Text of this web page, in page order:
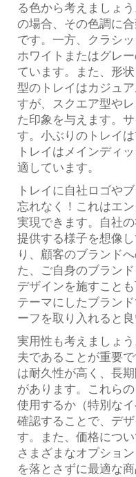
る色から考えましょ
の場合、その色調に
です。一方、クラシ
ホワイトまたはグレ
ています。また、形
型のトレイはカジュ
すが、スクエア型や
た印象を与えます。
す。小ぶりのトレイ
トレイはメインディ
適しています。
トレイに自社ロゴや
忘れなく！これはエ
実現できます。自社
提供する様子を想像
り、顧客のブランド
た、ご自身のブラン
デザインを施すこと
テーマにしたブラン
ーフを取り入れると良
実用性も考えましょ
夫であることが重要
は耐久性が高く、長
があります。これら
使用するか（特別な
確認することで、デ
す。また、価格につ
さまざまなオプショ
を落とさずに最適な